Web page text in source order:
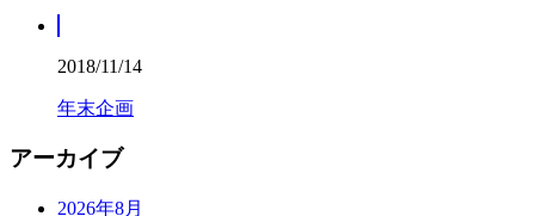
2018/11/14
年末企画
アーカイブ
2026年8月